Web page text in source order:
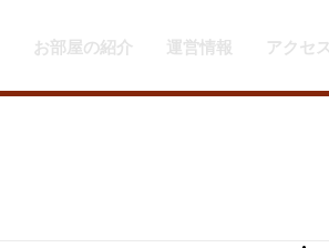
お部屋の紹介 運営情報 アクセス